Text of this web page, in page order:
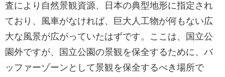
査により自然景観資源、日本の典型地形に指定され
ており、風車がなければ、巨大人工物が何もない広
大な風景が広がっていたはずです。ここは、国立公
園外ですが、国立公園の景観を保全するために、バ
ッファーゾーンとして景観を保全するべき場所で